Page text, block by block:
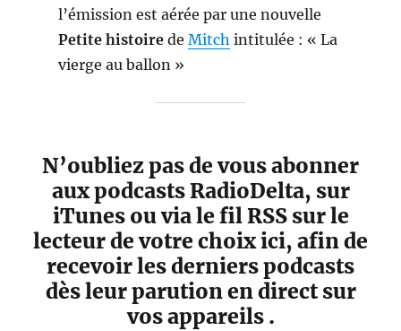
l’émission est aérée par une nouvelle
Petite histoirede Mitch intitulée : « La
vierge au ballon »
N’oubliez pas de vous abonner
aux podcasts RadioDelta, sur
iTunes ou via le fil RSS sur le
lecteur de votre choix ici, afin de
recevoir les derniers podcasts
dès leur parution en direct sur
vos appareils .